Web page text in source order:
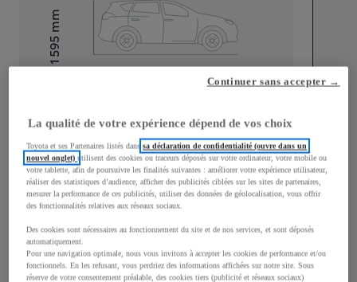
Hauteur1 595
mm
Largeur
1 765mm
La qualité de votre expérience dépend de vos choix
Toyota et ses Partenaires listés danssa déclaration de confidentialité (ouvre dans un
nouvel onglet)utilisent des cookies ou traceurs déposés sur votre ordinateur, votre mobile ou
votre tablette, afin de poursuivre les finalités suivantes : améliorer votre expérience utilisateur,
réaliser des statistiques d’audience, afficher des publicités ciblées sur les sites de partenaires,
mesurer la performance de ces publicités, utiliser des données de géolocalisation, vous offrir
des fonctionnalités relatives aux réseaux sociaux.
Des cookies sont nécessaires au fonctionnement du site et de nos services, et sont déposés
automatiquement.
Pour une navigation optimale, nous vous invitons à accepter les cookies de performance et/ou
fonctionnels. En les refusant, vous perdriez des informations affichées sur notre site. Sous
réserve de votre consentement préalable, des cookies tiers (publicité et réseaux sociaux)
Continuer sans accepter →